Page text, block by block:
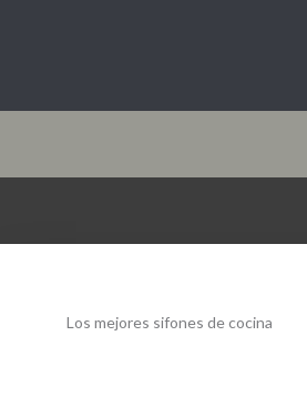
Los mejores sifones de cocina